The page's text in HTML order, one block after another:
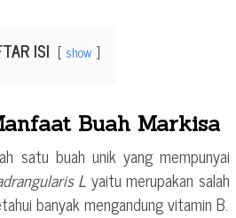
ISI show
Buah Markisa
satu buah unik yang mempunyai
L yaitu merupakan salah
banyak mengandung vitamin B.